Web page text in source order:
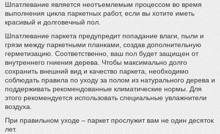
Шпатлевание является неотъемлемым процессом во время
выполнения цикла паркетных работ, если вы хотите иметь
красивый и долговечный пол.
Шпатлевание паркета предупредит попадание влаги, пыли и
грязи между паркетными планками, создав дополнительную
герметизацию. Соответственно, ваш пол будет защищен от
внутреннего гниения дерева. Чтобы максимально долго
сохранить внешний вид и качество паркета, необходимо
соблюдать правила по уходу за полом из натурального дерева и
поддерживать рекомендованные климатические нормы. Для
этого рекомендуется использовать специальные увлажнители
воздуха.
При правильном уходе – паркет прослужит вам не один десяток
лет.